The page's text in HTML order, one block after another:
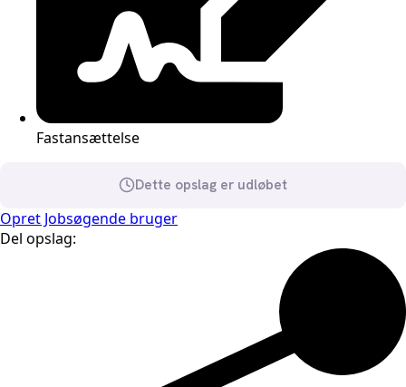
Fastansættelse
Dette opslag er udløbet
Opret Jobsøgende bruger
Del opslag: